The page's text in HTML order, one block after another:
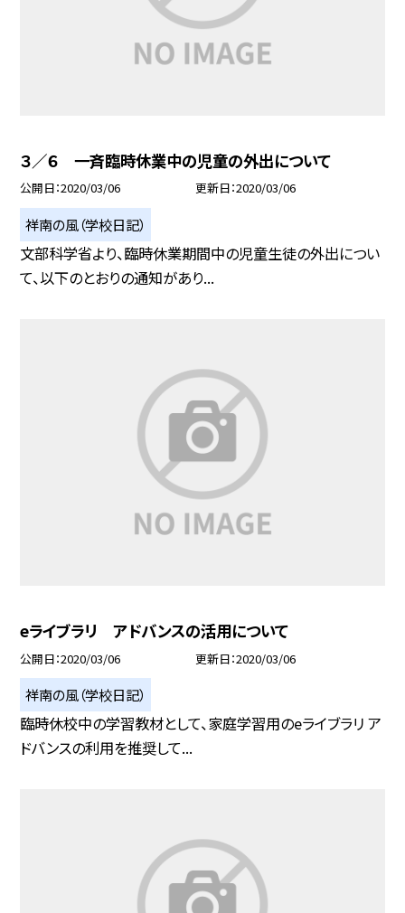
３／６ 一斉臨時休業中の児童の外出について
公開日 2020/03/06 更新日 2020/03/06
祥南の風（学校日記）
文部科学省より、臨時休業期間中の児童生徒の外出につい
て、以下のとおりの通知があり...
eライブラリ アドバンスの活用について
公開日 2020/03/06 更新日 2020/03/06
祥南の風（学校日記）
臨時休校中の学習教材として、家庭学習用のeライブラリ ア
ドバンスの利用を推奨して...